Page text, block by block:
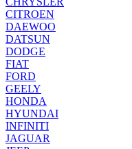
CITROEN
DAEWOO
DATSUN
DODGE
FIAT
FORD
GEELY
HONDA
HYUNDAI
INFINITI
JAGUAR